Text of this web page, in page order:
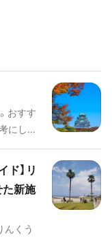
おすす
にして
ド】リ
新施
んくう